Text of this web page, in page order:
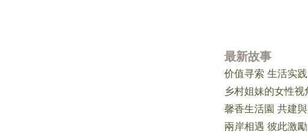
最新故事
价值寻索 生活实践
乡村姐妹的女性视
馨香生活園 共建
兩岸相遇 彼此激勵